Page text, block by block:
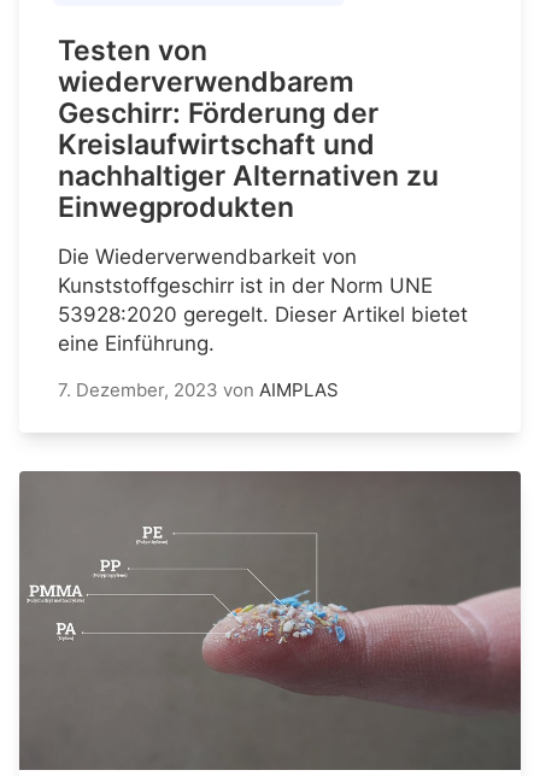
Testen von
wiederverwendbarem
Geschirr: Förderung der
Kreislaufwirtschaft und
nachhaltiger Alternativen zu
Einwegprodukten
Die Wiederverwendbarkeit von
Kunststoffgeschirr ist in der Norm UNE
53928:2020 geregelt. Dieser Artikel bietet
eine Einführung.
7. Dezember, 2023 von AIMPLAS